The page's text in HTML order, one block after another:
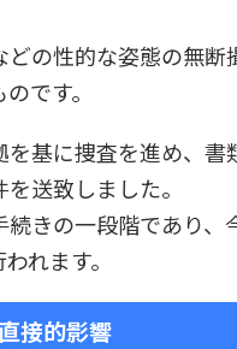
どの性的な姿態の無断
です。
を基に捜査を進め、書
送致しました。
きの一段階であり、
れます。
接的影響